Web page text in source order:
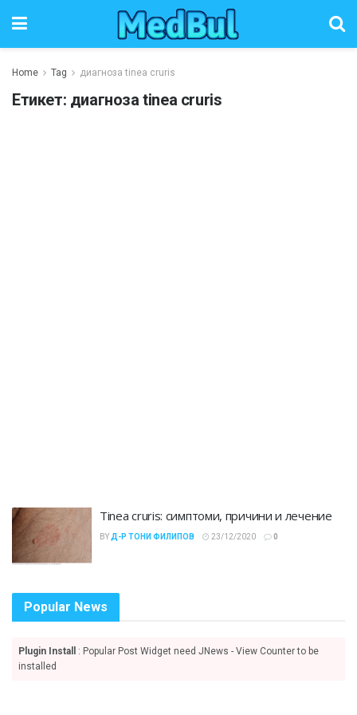
Home Tag диагноза tinea cruris
Етикет: диагноза tinea cruris
Tinea cruris: симптоми, причини и лечение
BY Д-Р ТОНИ ФИЛИПОВ 23/12/2020 0
Popular News
Plugin Install
: Popular Post Widget need JNews - View Counter to be
installed